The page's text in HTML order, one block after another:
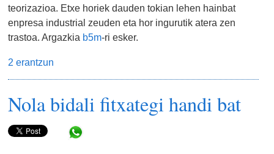
teorizazioa. Etxe horiek dauden tokian lehen hainbat
enpresa industrial zeuden eta hor ingurutik atera zen
trastoa. Argazkia b5m-ri esker.
2 erantzun
Nola bidali fitxategi handi bat